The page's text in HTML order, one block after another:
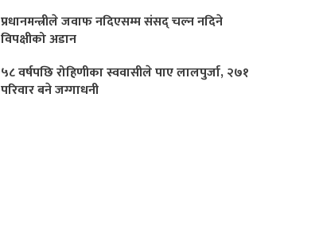
प्रधानमन्त्रीले जवाफ नदिएसम्म संसद् चल्न नदिने
विपक्षीको अडान
५८ वर्षपछि रोहिणीका स्ववासीले पाए लालपुर्जा, २७१
परिवार बने जग्गाधनी